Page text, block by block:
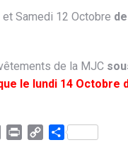
Samedi 12 Octobre
de la MJC
le lundi 14 Octobre
Email Print
CopyPartager